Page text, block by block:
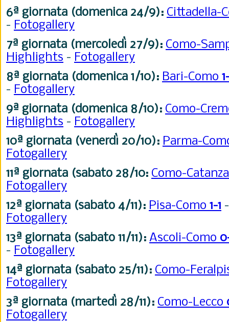
6ª giornata (domenica 24/9): Cittadella-
- Fotogallery
7ª giornata (mercoledì 27/9): Como-
Highlights - Fotogallery
8ª giornata (domenica 1/10): Bari-Como
- Fotogallery
9ª giornata (domenica 8/10): Como-
Highlights - Fotogallery
10ª giornata (venerdì 20/10): Parma-
Fotogallery
11ª giornata (sabato 28/10: Como-
Fotogallery
12ª giornata (sabato 4/11): Pisa-Como 1-1
Fotogallery
13ª giornata (sabato 11/11): Ascoli-Como
- Fotogallery
14ª giornata (sabato 25/11): Como-
Fotogallery
3ª giornata (martedì 28/11): Como-Lecco
Fotogallery